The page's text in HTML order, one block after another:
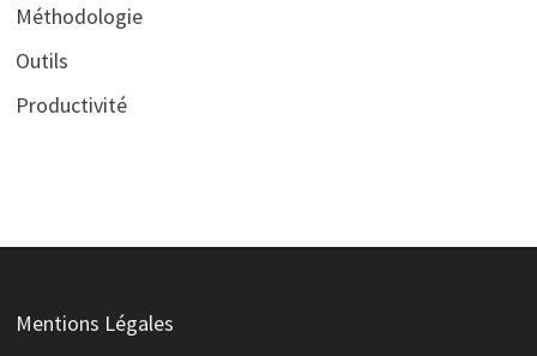
Méthodologie
Outils
Productivité
Mentions Légales